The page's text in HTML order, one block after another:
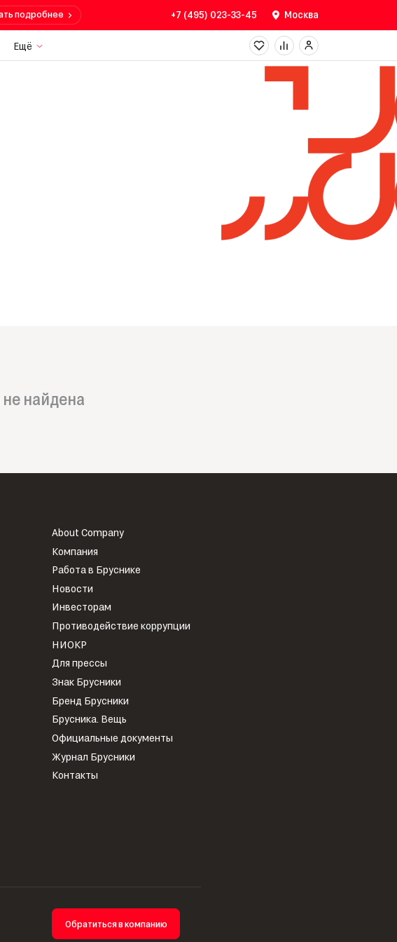
подробнее +7 (495) 023-33-45 Москва
Ещё
найдена
About Company
Компания
Работа в Бруснике
Новости
Инвесторам
Противодействие коррупции
НИОКР
Для прессы
Знак Брусники
Бренд Брусники
Брусника. Вещь
Официальные документы
Журнал Брусники
Контакты
Обратиться в компанию